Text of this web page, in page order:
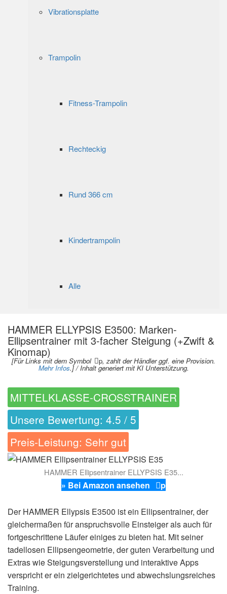
Vibrationsplatte
Trampolin
Fitness-Trampolin
Rechteckig
Rund 366 cm
Kindertrampolin
Alle
HAMMER ELLYPSIS E3500: Marken-
Ellipsentrainer mit 3-facher Steigung (+Zwift &
Kinomap)
[Für Links mit dem Symbol p, zahlt der Händler ggf. eine Provision.
Mehr Infos.] / Inhalt generiert mit KI Unterstützung.
MITTELKLASSE-CROSSTRAINER
Unsere Bewertung: 4.5 / 5
Preis-Leistung: Sehr gut
HAMMER Ellipsentrainer ELLYPSIS E35...
» Bei Amazon ansehen p
Der HAMMER Ellypsis E3500 ist ein Ellipsentrainer, der
gleichermaßen für anspruchsvolle Einsteiger als auch für
fortgeschrittene Läufer einiges zu bieten hat. Mit seiner
tadellosen Ellipsengeometrie, der guten Verarbeitung und
Extras wie Steigungsverstellung und interaktive Apps
verspricht er ein zielgerichtetes und abwechslungsreiches
Training.